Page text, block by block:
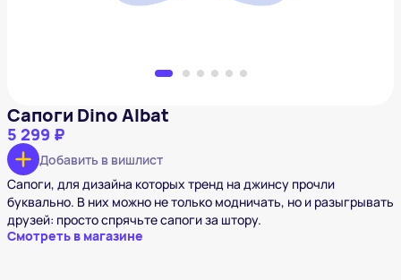
Сапоги Dino Albat
5 299 ₽
Добавить в вишлист
Сапоги, для дизайна которых тренд на джинсу прочли
буквально. В них можно не только модничать, но и разыгрывать
друзей: просто спрячьте сапоги за штору.
Смотреть в магазине